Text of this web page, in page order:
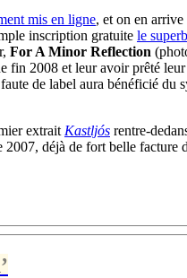
mis en ligne, et on en
inscription gratuite le
For A Minor Reflection
2008 et leur avoir prêté
de label aura bénéficié du
extrait Kastljós rentre-
2007, déjà de fort belle facture